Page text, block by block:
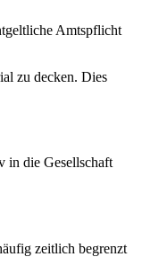
Amtspflicht
zu decken. Dies
in die Gesellschaft
zeitlich begrenzt